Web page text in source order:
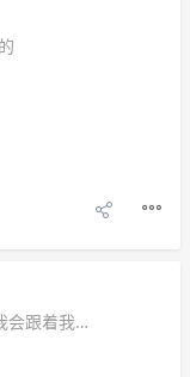
我的未来不会有任何的不安怯弱，我会跟着我的心走